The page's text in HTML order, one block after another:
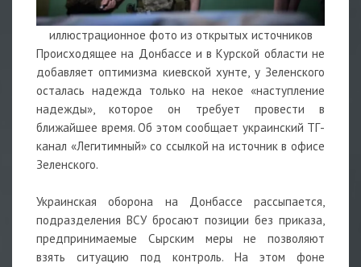
иллюстрационное фото из открытых источников
Происходящее на Донбассе и в Курской области не
добавляет оптимизма киевской хунте, у Зеленского
осталась надежда только на некое «наступление
надежды», которое он требует провести в
ближайшее время. Об этом сообщает украинский ТГ-
канал «Легитимный» со ссылкой на источник в офисе
Зеленского.
Украинская оборона на Донбассе рассыпается,
подразделения ВСУ бросают позиции без приказа,
предпринимаемые Сырским меры не позволяют
взять ситуацию под контроль. На этом фоне